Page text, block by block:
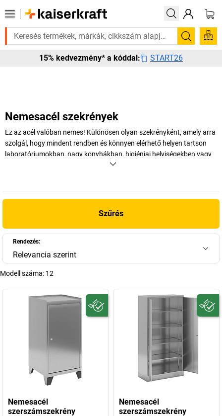
Sürgősen szüksége van rá? Válogatott bestseller
Keresés
15% kedvezmény* a kóddal: START26
Nemesacél szekrények
Ez az acél valóban nemes! Különösen olyan szekrényként, amely arra
szolgál, hogy mindent rendben és könnyen elérhető helyen tartson
laboratóriumokban, nagy konyhákban, higiéniai helyiségekben vagy
Szűrés
Rendezés:
Relevancia szerint
Modell száma: 12
Nemesacél
szerszámszekrény
Nemesacél
szerszámszekrény